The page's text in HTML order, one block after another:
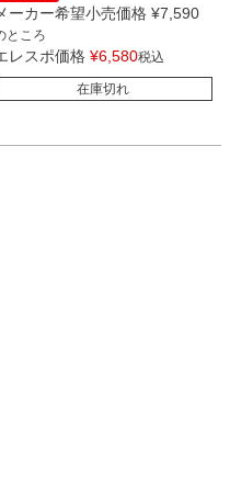
ーカー希望小売価格 ¥7,590
ところ
レスポ価格 ¥6,580税込
在庫切れ